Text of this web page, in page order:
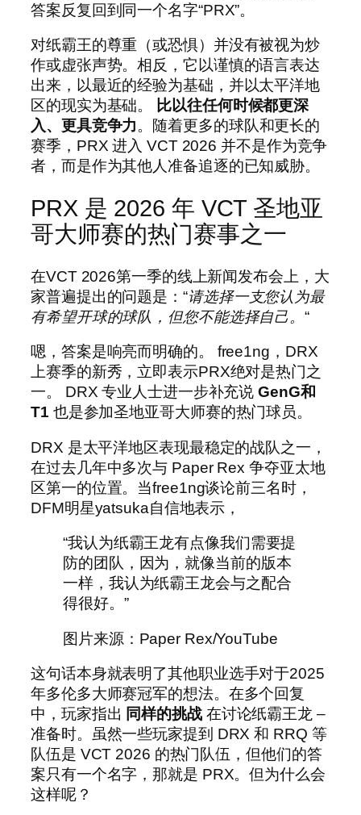
答案反复回到同一个名字“PRX”。
对纸霸王的尊重（或恐惧）并没有被视为炒
作或虚张声势。相反，它以谨慎的语言表达
出来，以最近的经验为基础，并以太平洋地
区的现实为基础。
比以往任何时候都更深
入、更具竞争力。随着更多的球队和更长的
赛季，PRX 进入 VCT 2026 并不是作为竞争
者，而是作为其他人准备追逐的已知威胁。
PRX 是 2026 年 VCT 圣地亚
哥大师赛的热门赛事之一
在VCT 2026第一季的线上新闻发布会上，大
家普遍提出的问题是：“请选择一支您认为最
有希望开球的球队，但您不能选择自己。“
嗯，答案是响亮而明确的。 free1ng，DRX
上赛季的新秀，立即表示PRX绝对是热门之
一。 DRX 专业人士进一步补充说GenG和
T1 也是参加圣地亚哥大师赛的热门球员。
DRX 是太平洋地区表现最稳定的战队之一，
在过去几年中多次与 Paper Rex 争夺亚太地
区第一的位置。当free1ng谈论前三名时，
DFM明星yatsuka自信地表示，
“我认为纸霸王龙有点像我们需要提
防的团队，因为，就像当前的版本
一样，我认为纸霸王龙会与之配合
得很好。”
图片来源：Paper Rex/YouTube
这句话本身就表明了其他职业选手对于2025
年多伦多大师赛冠军的想法。在多个回复
中，玩家指出 同样的挑战在讨论纸霸王龙 –
准备时。虽然一些玩家提到 DRX 和 RRQ 等
队伍是 VCT 2026 的热门队伍，但他们的答
案只有一个名字，那就是 PRX。但为什么会
这样呢？